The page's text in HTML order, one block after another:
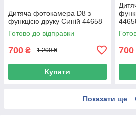
Дитяча фотокамера D8 з
функцією друку Синій 44658
Готово до відправки
700 ₴ 1 200 ₴
Купити
700
Показати ще